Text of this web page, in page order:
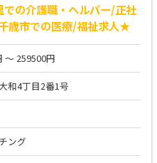
の介護職・ヘルパー/正社
歳市での医療/福祉求人★
～ 259500円
和4丁目2番1号
ング